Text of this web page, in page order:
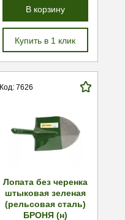
В корзину
Купить в 1 клик
Код: 7626
Лопата без черенка
штыковая зеленая
(рельсовая сталь)
БРОНЯ (н)